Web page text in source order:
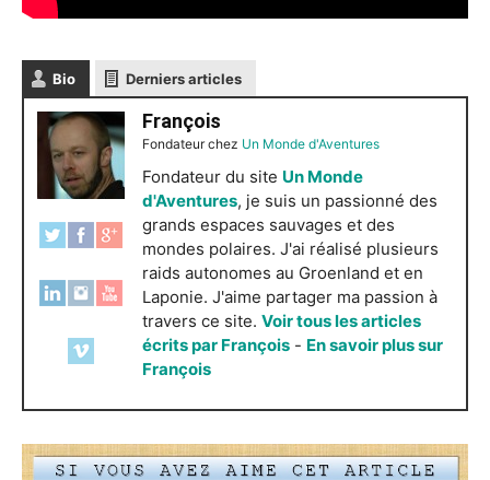
Bio Derniers articles
François
Fondateurchez Un Monde d'Aventures
Fondateur du site Un Monde
d'Aventures, je suis un passionné des
grands espaces sauvages et des
mondes polaires. J'ai réalisé plusieurs
raids autonomes au Groenland et en
Laponie. J'aime partager ma passion à
travers ce site. Voir tous les articles
écrits par François - En savoir plus sur
François